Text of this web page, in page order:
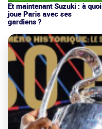
Et maintenant Suzuki : à quoi
joue Paris avec ses
gardiens ?